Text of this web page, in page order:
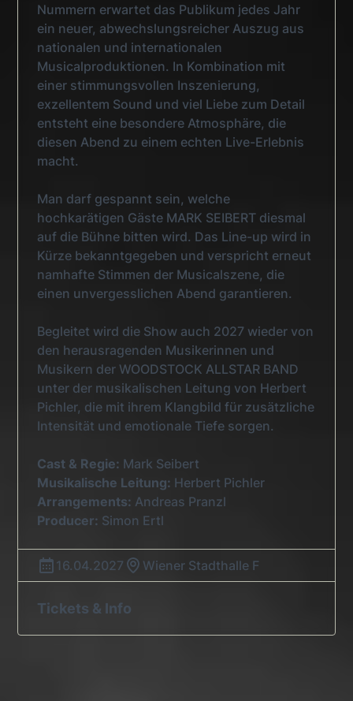
Nummern erwartet das Publikum jedes Jahr
ein neuer, abwechslungsreicher Auszug aus
nationalen und internationalen
Musicalproduktionen. In Kombination mit
einer stimmungsvollen Inszenierung,
exzellentem Sound und viel Liebe zum Detail
entsteht eine besondere Atmosphäre, die
diesen Abend zu einem echten Live-Erlebnis
macht.
Man darf gespannt sein, welche
hochkarätigen Gäste MARK SEIBERT diesmal
auf die Bühne bitten wird. Das Line-up wird in
Kürze bekanntgegeben und verspricht erneut
namhafte Stimmen der Musicalszene, die
einen unvergesslichen Abend garantieren.
Begleitet wird die Show auch 2027 wieder von
den herausragenden Musikerinnen und
Musikern der WOODSTOCK ALLSTAR BAND
unter der musikalischen Leitung von Herbert
Pichler, die mit ihrem Klangbild für zusätzliche
Intensität und emotionale Tiefe sorgen.
Cast & Regie: Mark Seibert
Musikalische Leitung: Herbert Pichler
Arrangements: Andreas Pranzl
Producer: Simon Ertl
16.04.2027 Wiener Stadthalle F
Tickets & Info